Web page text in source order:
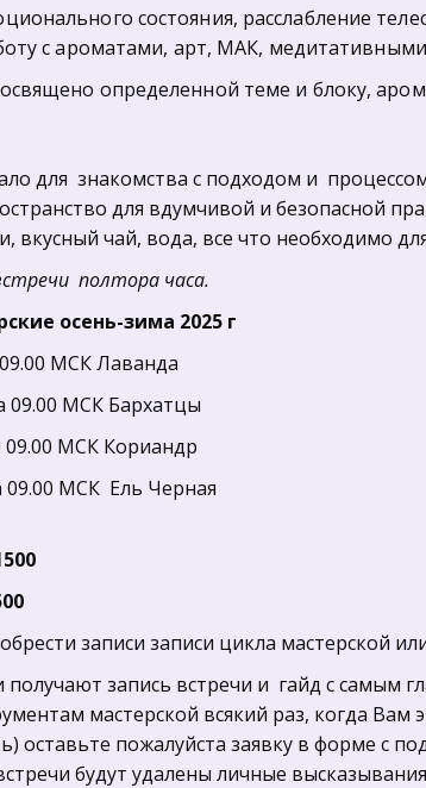
состояния, расслабление
с ароматами, арт, МАК,
определенной теме и блоку,
для  знакомства с подходом и
для вдумчивой и безопасной
вкусный чай, вода, все что необходимо
полтора часа.
осень-зима 2025 г
МСК Лаванда
09.00 МСК Бархатцы
09.00 МСК Кориандр
09.00 МСК  Ель Черная
записи записи цикла мастерской
получают запись встречи и  гайд с
мастерской всякий раз, когда
оставьте пожалуйста заявку в форме с
будут удалены личные